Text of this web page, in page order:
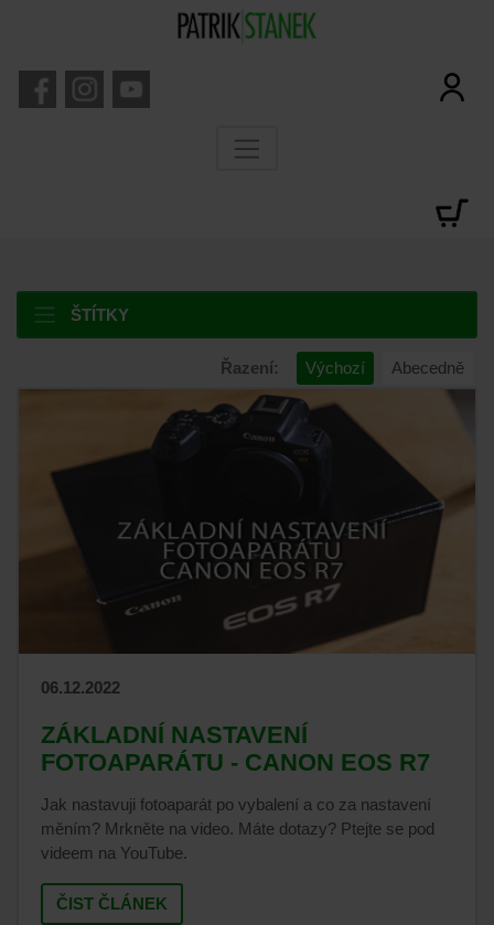
ŠTÍTKY
Řazení: Výchozí Abecedně
06.12.2022
ZÁKLADNÍ NASTAVENÍ
FOTOAPARÁTU - CANON EOS R7
Jak nastavuji fotoaparát po vybalení a co za nastavení
měním? Mrkněte na video. Máte dotazy? Ptejte se pod
videem na YouTube.
ČIST ČLÁNEK